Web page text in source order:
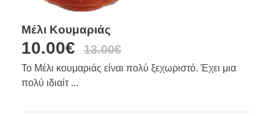
Μέλι Κουμαριάς
10.00€ 13.00€
Το Μέλι κουμαριάς είναι πολύ ξεχωριστό. Έχει μια
πολύ ιδιαίτ ...